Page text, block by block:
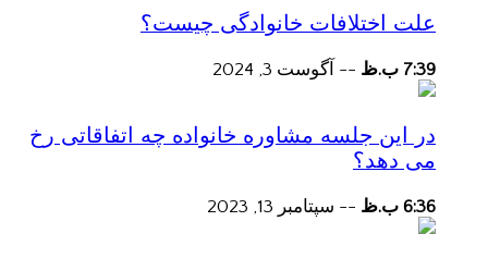
علت اختلافات خانوادگی چیست؟
7:39 ب.ظ -- آگوست 3, 2024
در این جلسه مشاوره خانواده چه اتفاقاتی رخ
می دهد؟
6:36 ب.ظ -- سپتامبر 13, 2023